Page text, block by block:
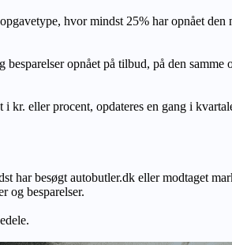
hvor mindst 25% har opnået
opnået på tilbud, på den samme
eller procent, opdateres en gang i
besøgt autobutler.dk eller modtaget
og besparelser.